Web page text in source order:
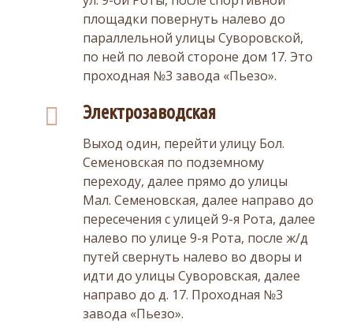
площадки повернуть налево до
параллельной улицы Суворовской,
по ней по левой стороне дом 17. Это
проходная №3 завода «Пьезо».
Электрозаводская
Выход один, перейти улицу Бол.
Семеновская по подземному
переходу, далее прямо до улицы
Мал. Семеновская, далее направо до
пересечения с улицей 9-я Рота, далее
налево по улице 9-я Рота, после ж/д
путей свернуть налево во дворы и
идти до улицы Суворовская, далее
направо до д. 17. Проходная №3
завода «Пьезо».